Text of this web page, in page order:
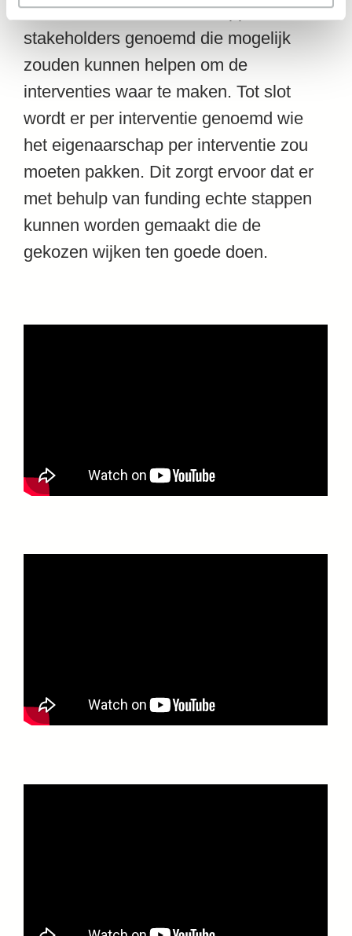
Daarnaast worden in het rapport alle
stakeholders genoemd die mogelijk
zouden kunnen helpen om de
interventies waar te maken. Tot slot
wordt er per interventie genoemd wie
het eigenaarschap per interventie zou
moeten pakken. Dit zorgt ervoor dat er
met behulp van funding echte stappen
kunnen worden gemaakt die de
gekozen wijken ten goede doen.